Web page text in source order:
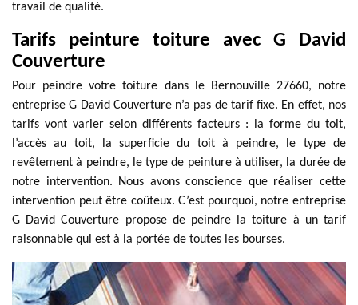
travail de qualité.
Tarifs peinture toiture avec G David
Couverture
Pour peindre votre toiture dans le Bernouville 27660, notre
entreprise G David Couverture n’a pas de tarif fixe. En effet, nos
tarifs vont varier selon différents facteurs : la forme du toit,
l’accès au toit, la superficie du toit à peindre, le type de
revêtement à peindre, le type de peinture à utiliser, la durée de
notre intervention. Nous avons conscience que réaliser cette
intervention peut être coûteux. C’est pourquoi, notre entreprise
G David Couverture propose de peindre la toiture à un tarif
raisonnable qui est à la portée de toutes les bourses.